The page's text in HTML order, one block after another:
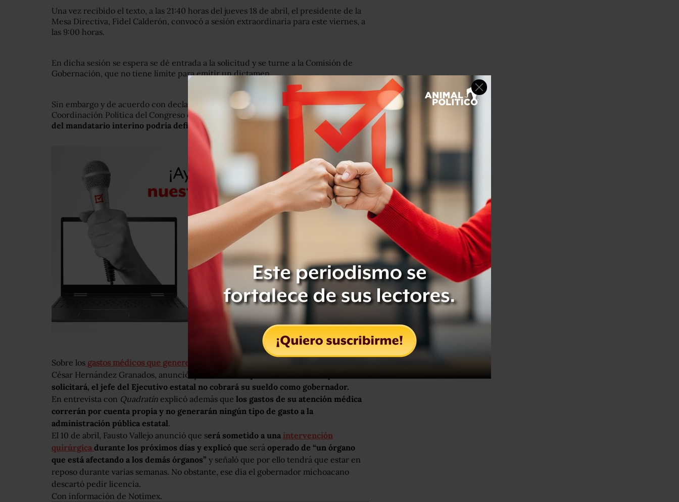
Una vez recibido el texto, a las 21:40 horas del jueves 18 de abril, el presidente de la
Mesa Directiva, Fidel Calderón, convocó a sesión extraordinaria para este viernes, a
las 9:00 horas.
En dicha sesión se espera se dé entrada a la solicitud y se turne a la Comisión de
Gobernación, que no tiene límite para emitir un dictamen.
Sin embargo y de acuerdo con declaraciones del presidente de la Junta de
Coordinación Política del Congreso del estado, Alfonso Martínez,
el nombramiento
del mandatario interino podría definirse hasta el martes de la próxima semana.
Sobre los gastos médicos que genere Vallejo
César Hernández Granados, anunció que
solicitará, el jefe del Ejecutivo estatal no cobrará su sueldo como gobernador.
En entrevista con Quadratín explicó además que los gastos de su atención médica
correrán por cuenta propia y no generarán ningún tipo de gasto a la
administración pública estatal.
El 10 de abril, Fausto Vallejo anunció que será sometido a una intervención
quirúrgica durante los próximos días y explicó que será operado de “un órgano
que está afectando a los demás órganos” y señaló que por ello tendrá que estar en
reposo durante varias semanas. No obstante, ese día el gobernador michoacano
descartó pedir licencia.
Con información de Notimex.